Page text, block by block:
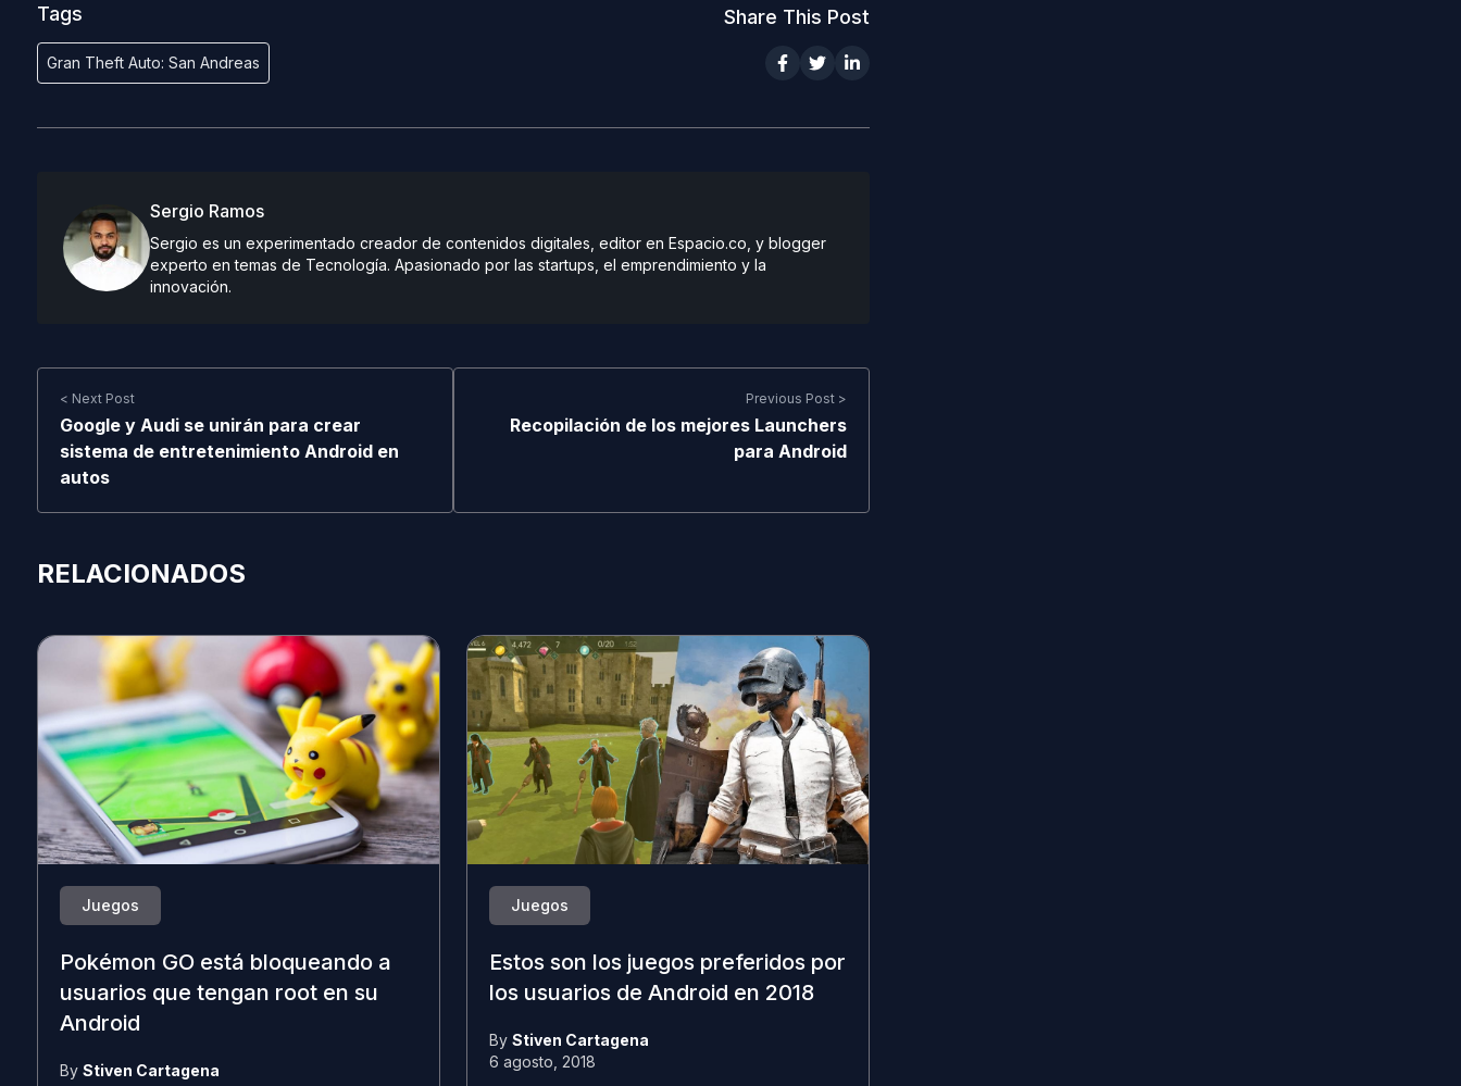
Tags
Gran Theft Auto: San Andreas
Share This Post
Sergio Ramos
Sergio es un experimentado creador de contenidos digitales, editor en Espacio.co, y blogger
experto en temas de Tecnología. Apasionado por las startups, el emprendimiento y la
innovación.
< Next Post
Google y Audi se unirán para crear
sistema de entretenimiento Android en
autos
Previous Post >
Recopilación de los mejores Launchers
para Android
RELACIONADOS
Juegos
Pokémon GO está bloqueando a
usuarios que tengan root en su
Android
By Stiven Cartagena
Juegos
Estos son los juegos preferidos por
los usuarios de Android en 2018
By Stiven Cartagena
6 agosto, 2018